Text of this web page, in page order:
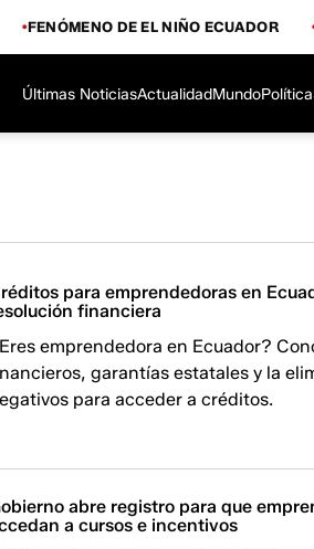
FENÓMENO DE EL NIÑO ECUADOR
Últimas NoticiasActualidadMundoPolítica
para emprendedoras en
financiera
emprendedora en Ecuador?
garantías estatales y la
para acceder a créditos.
abre registro para que
a cursos e incentivos